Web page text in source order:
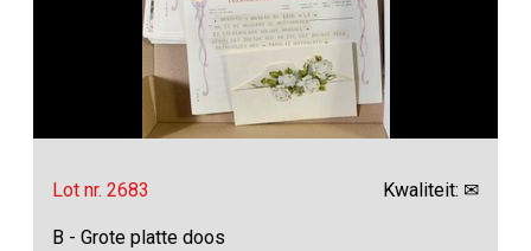
Lot nr. 2683 Kwaliteit: ✉
B - Grote platte doos